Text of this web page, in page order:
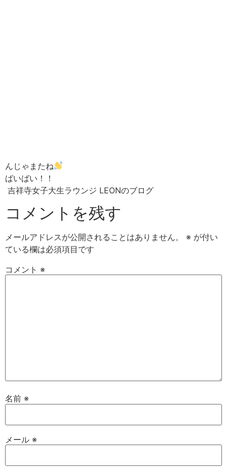
んじゃまたね
ばいばい！！
吉祥寺女子大生ラウンジ LEONのブログ
コメントを残す
メールアドレスが公開されることはありません。 ※ が付い
ている欄は必須項目です
コメント ※
名前 ※
メール ※